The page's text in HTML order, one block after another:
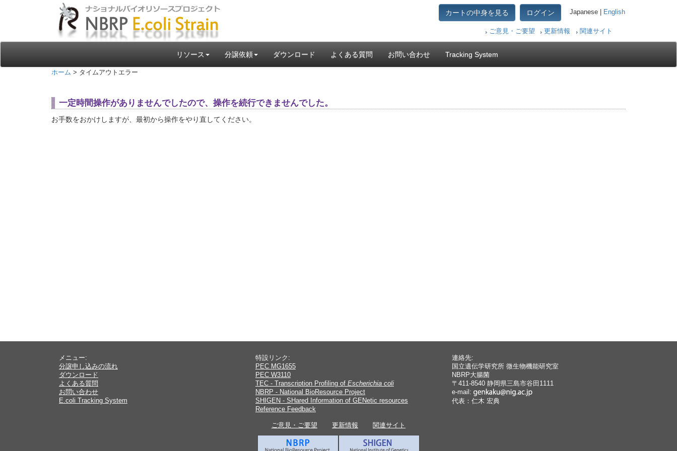
カートの中身を見る ログイン Japanese | English
ご意見・ご要望 更新情報 関連サイト
リソース 分譲依頼 ダウンロード よくある質問 お問い合わせ Tracking System
ホーム > タイムアウトエラー
一定時間操作がありませんでしたので、操作を続行できませんでした。
お手数をおかけしますが、最初から操作をやり直してください。
メニュー:
分譲申し込みの流れ
ダウンロード
よくある質問
お問い合わせ
E.coli Tracking System
特設リンク:
PEC MG1655
PEC W3110
TEC - Transcription Profiling of Escherichia coli
NBRP - National BioResource Project
SHIGEN - SHared Information of GENetic resources
Reference Feedback
連絡先:
国立遺伝学研究所 微生物機能研究室
NBRP大腸菌
〒411-8540 静岡県三島市谷田1111
e-mail:
代表：仁木 宏典
ご意見・ご要望 更新情報 関連サイト